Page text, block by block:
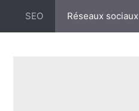
SEO Réseaux sociaux